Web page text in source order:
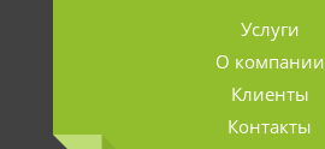
Услуги
О компании
Клиенты
Контакты